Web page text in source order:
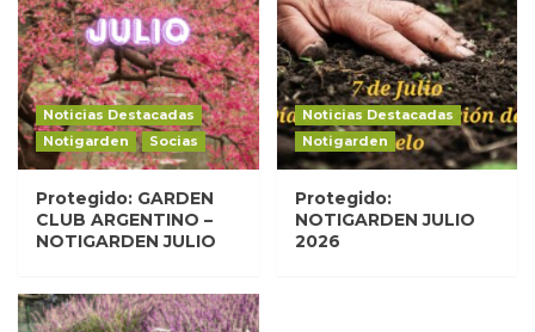
Noticias Destacadas
Notigarden
Socias
Protegido: GARDEN
CLUB ARGENTINO –
NOTIGARDEN JULIO
Noticias Destacadas
Notigarden
Protegido:
NOTIGARDEN JULIO
2026